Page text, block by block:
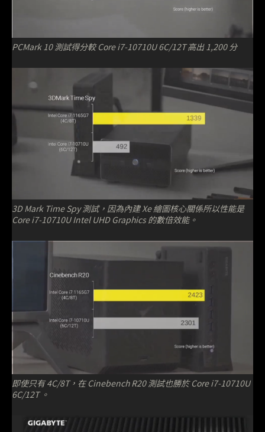
PCMark 10 測試得分較 Core i7-10710U 6C/12T 高出 1,200 分
3D Mark Time Spy 測試，因為內建 Xe 繪圖核心關係所以性能是
Core i7-10710U Intel UHD Graphics 的數倍效能。
即使只有 4C/8T，在 Cinebench R20 測試也勝於 Core i7-10710U
6C/12T 。